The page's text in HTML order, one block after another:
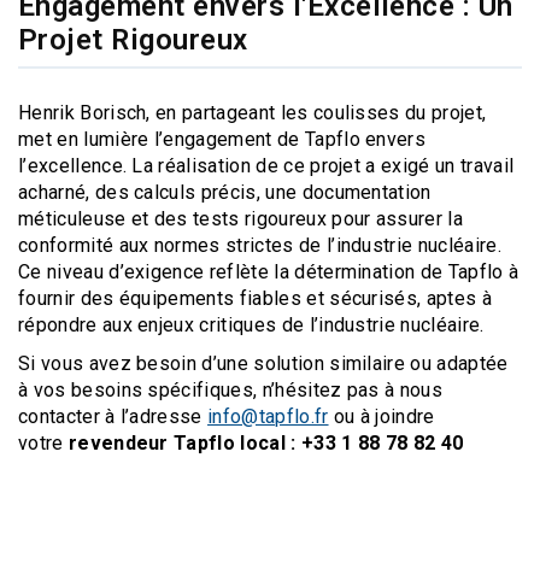
Projet Rigoureux
Henrik Borisch, en partageant les coulisses du projet,
met en lumière l’engagement de Tapflo envers
l’excellence. La réalisation de ce projet a exigé un travail
acharné, des calculs précis, une documentation
méticuleuse et des tests rigoureux pour assurer la
conformité aux normes strictes de l’industrie nucléaire.
Ce niveau d’exigence reflète la détermination de Tapflo à
fournir des équipements fiables et sécurisés, aptes à
répondre aux enjeux critiques de l’industrie nucléaire.
Si vous avez besoin d’une solution similaire ou adaptée
à vos besoins spécifiques, n’hésitez pas à nous
contacter à l’adresse info@tapflo.fr ou à joindre
votre revendeur Tapflo local : +33 1 88 78 82 40